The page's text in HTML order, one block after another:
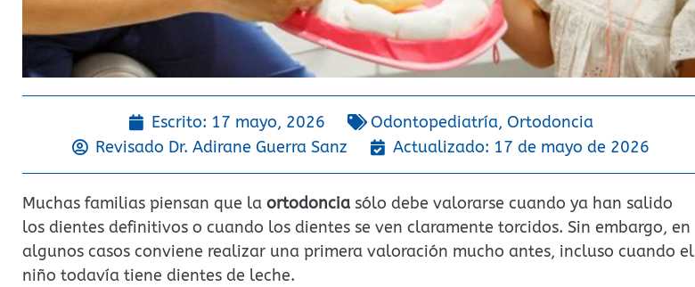
Escrito: 17 mayo, 2026 Odontopediatría, Ortodoncia
Revisado Dr. Adirane Guerra Sanz Actualizado: 17 de mayo de 2026
Muchas familias piensan que la ortodoncia sólo debe valorarse cuando ya han salido
los dientes definitivos o cuando los dientes se ven claramente torcidos. Sin embargo, en
algunos casos conviene realizar una primera valoración mucho antes, incluso cuando el
niño todavía tiene dientes de leche.